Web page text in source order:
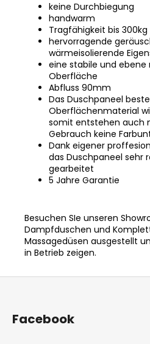
keine Durchbiegung
handwarm
Tragfähigkeit bis 300kg
hervorragende
wärmeisolierende
eine stabile und
Oberfläche
Abfluss 90mm
Das Duschpaneel
Oberflächenmaterial
somit entstehen auch
Gebrauch keine
Dank eigener
das Duschpaneel sehr
gearbeitet
5 Jahre Garantie
Besuchen SIe unseren
Dampfduschen und
Massagedüsen ausgestellt
in Betrieb zeigen.
Facebook